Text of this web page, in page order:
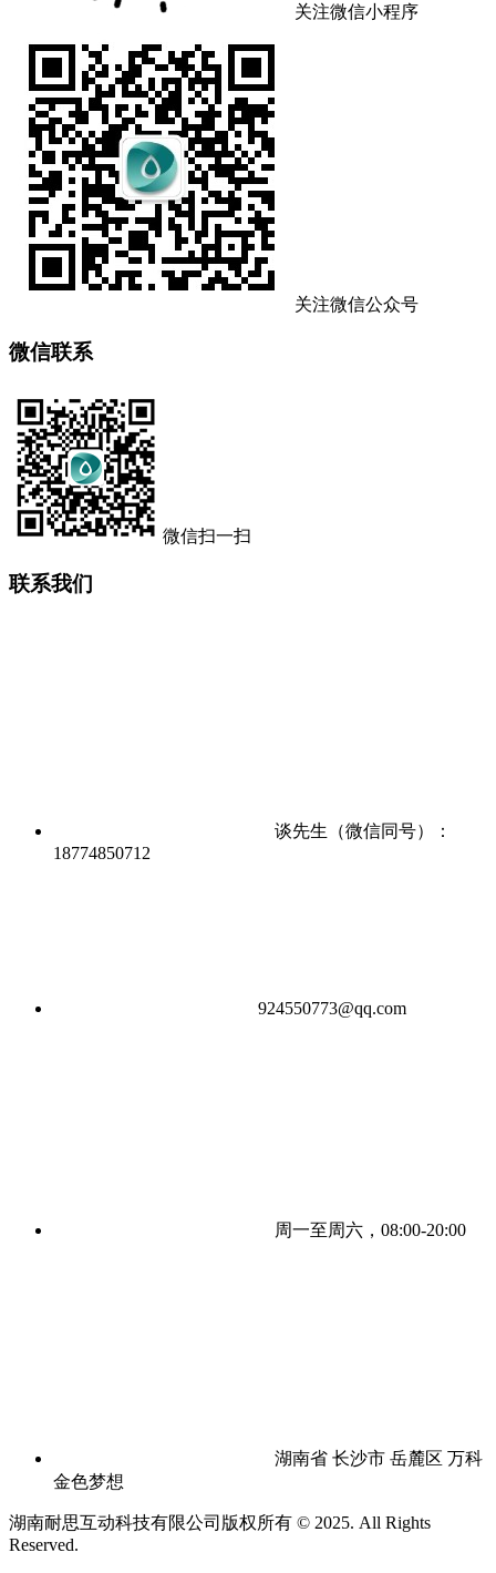
关注微信小程序
关注微信公众号
微信联系
微信扫一扫
联系我们
谈先生（微信同号）：
18774850712
924550773@qq.com
周一至周六，08:00-20:00
湖南省 长沙市 岳麓区 万科
金色梦想
湖南耐思互动科技有限公司版权所有 © 2025. All Rights
Reserved.